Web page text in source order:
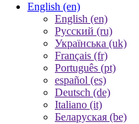
English (en)
English (en)
Русский (ru)
Українська (uk)
Français (fr)
Português (pt)
español (es)
Deutsch (de)
Italiano (it)
Беларуская (be)